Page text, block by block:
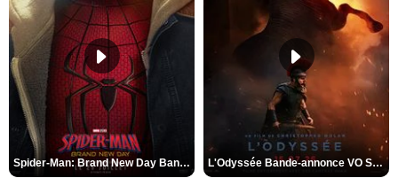
Spider-Man: Brand New Day Bande-annonce VO STFR L'Odyssée Bande-annonce VO STFR